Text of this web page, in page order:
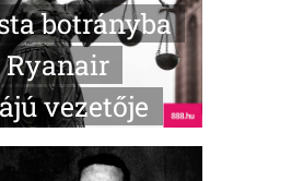
botrányba
Ryanair
vezetője